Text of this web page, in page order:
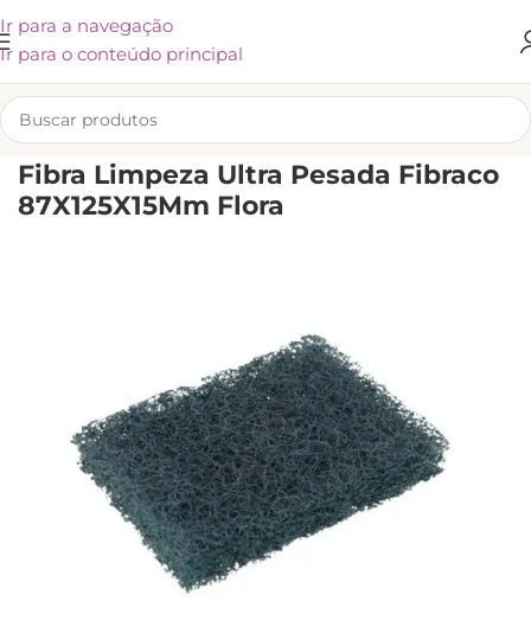
Ir para a navegação
Ir para o conteúdo principal
INÍCIO/UTENSÍLIOS E ACESSÓRIOS/ESPONJAS
Fibra Limpeza Ultra Pesada Fibraco
87X125X15Mm Flora